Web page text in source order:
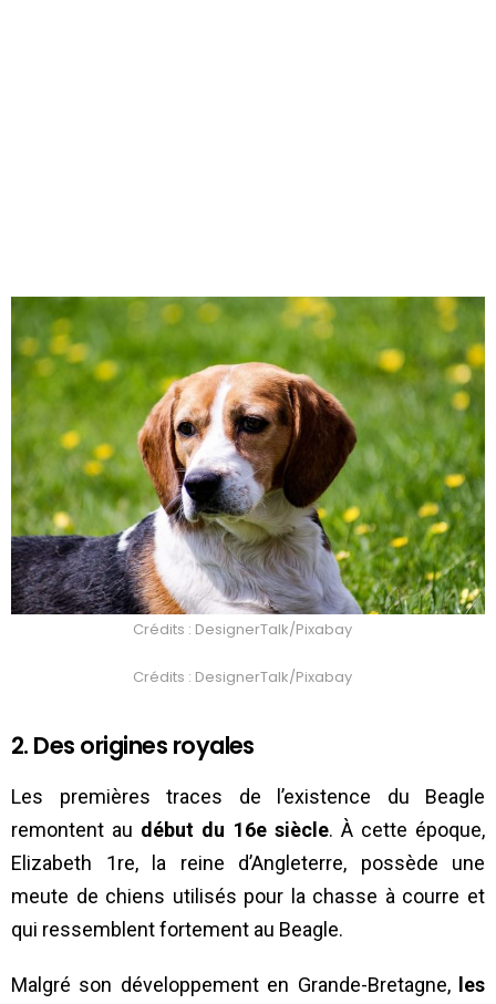
Crédits : DesignerTalk/Pixabay
Crédits : DesignerTalk/Pixabay
2. Des origines royales
Les premières traces de l’existence du Beagle
remontent au début du 16e siècle. À cette époque,
Elizabeth 1re, la reine d’Angleterre, possède une
meute de chiens utilisés pour la chasse à courre et
qui ressemblent fortement au Beagle.
Malgré son développement en Grande-Bretagne, les